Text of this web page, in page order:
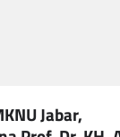
Jabar,